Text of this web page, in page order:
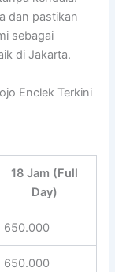
dan pastikan
sebagai
di Jakarta.
Enclek Terkini
18 Jam (Full
Day)
650.000
650.000